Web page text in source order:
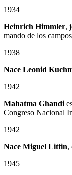
1934
Heinrich Himmler,
mando de los
1938
Nace Leonid
1942
Mahatma Ghandi
Congreso Nacional
1942
Nace Miguel Littin,
1945